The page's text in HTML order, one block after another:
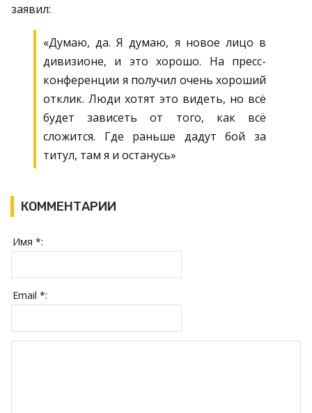
заявил:
«Думаю, да. Я думаю, я новое лицо в
дивизионе, и это хорошо. На пресс-
конференции я получил очень хороший
отклик. Люди хотят это видеть, но всё
будет зависеть от того, как всё
сложится. Где раньше дадут бой за
титул, там я и останусь»
КОММЕНТАРИИ
Имя *:
Email *: